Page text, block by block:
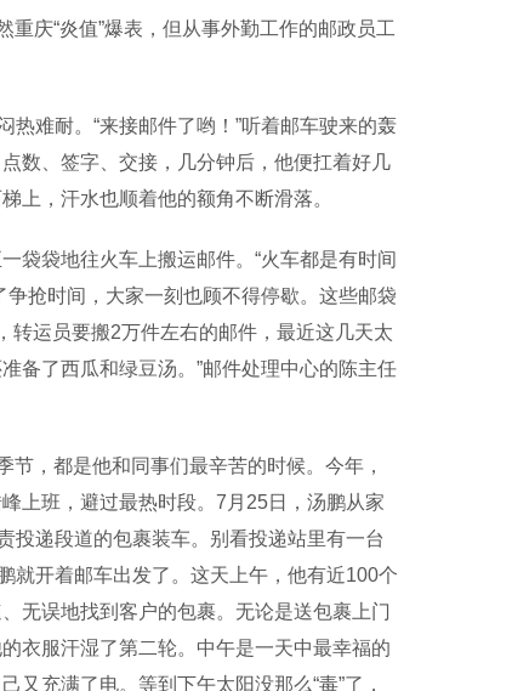
庆“炎值”爆表，但从事外勤工作的邮政员工
难耐。“来接邮件了哟！”听着邮车驶来的轰
数、签字、交接，几分钟后，他便扛着好几
上，汗水也顺着他的额角不断滑落。
袋地往火车上搬运邮件。“火车都是有时间
抢时间，大家一刻也顾不得停歇。这些邮袋
转运员要搬2万件左右的邮件，最近这几天太
备了西瓜和绿豆汤。”邮件处理中心的陈主任
，都是他和同事们最辛苦的时候。今年，
上班，避过最热时段。7月25日，汤鹏从家
投递段道的包裹装车。别看投递站里有一台
就开着邮车出发了。这天上午，他有近100个
无误地找到客户的包裹。无论是送包裹上门
衣服汗湿了第二轮。中午是一天中最幸福的
充满了电。等到下午太阳没那么“毒”了，